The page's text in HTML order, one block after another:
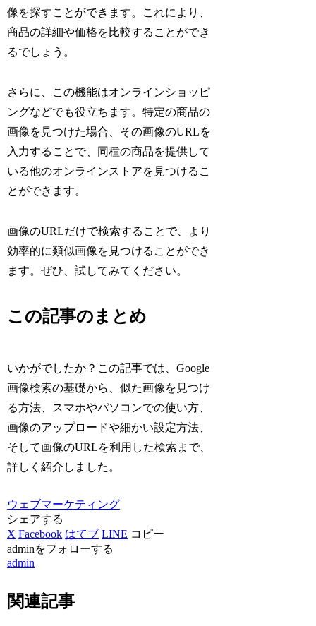
像を探すことができます。これにより、
商品の詳細や価格を比較することができ
るでしょう。
さらに、この機能はオンラインショッピ
ングなどでも役立ちます。特定の商品の
画像を見つけた場合、その画像のURLを
入力することで、同種の商品を提供して
いる他のオンラインストアを見つけるこ
とができます。
画像のURLだけで検索することで、より
効率的に類似画像を見つけることができ
ます。ぜひ、試してみてください。
この記事のまとめ
いかがでしたか？この記事では、Google
画像検索の基礎から、似た画像を見つけ
る方法、スマホやパソコンでの使い方、
画像のアップロードや細かい設定方法、
そして画像のURLを利用した検索まで、
詳しく紹介しました。
ウェブマーケティング
シェアする
X Facebook はてブ LINE コピー
adminをフォローする
admin
関連記事